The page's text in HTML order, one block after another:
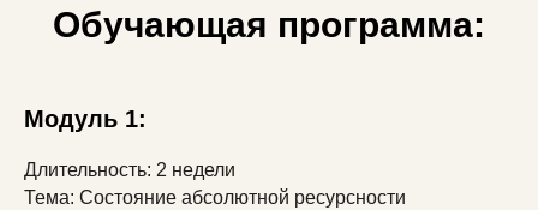
Обучающая программа:
Модуль 1:
Длительность: 2 недели
Тема: Состояние абсолютной ресурсности